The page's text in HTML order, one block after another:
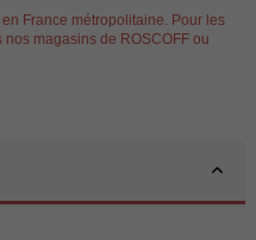
France métropolitaine. Pour les
magasins de ROSCOFF ou